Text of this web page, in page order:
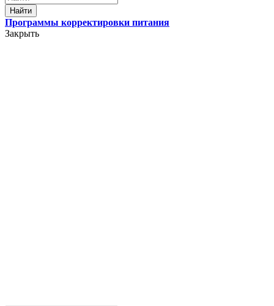
Найти
Программы корректировки питания
Закрыть